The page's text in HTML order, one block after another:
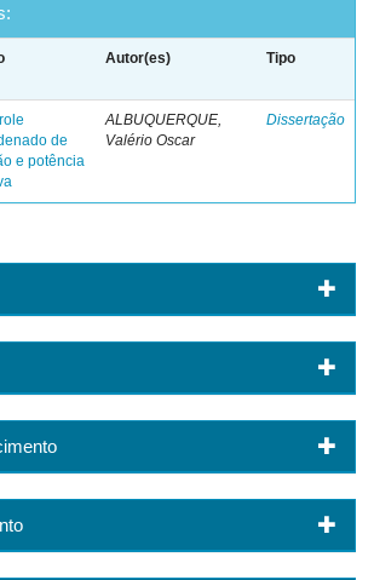
Autor(es) Tipo
de
e potência
ALBUQUERQUE,
Valério Oscar
Dissertação